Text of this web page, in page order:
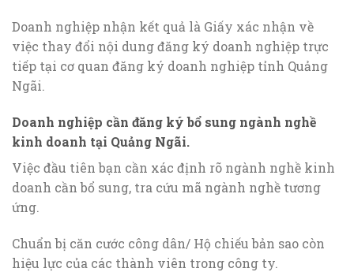
Doanh nghiệp nhận kết quả là Giấy xác nhận về
việc thay đổi nội dung đăng ký doanh nghiệp trực
tiếp tại cơ quan đăng ký doanh nghiệp tỉnh Quảng
Ngãi.
Doanh nghiệp cần đăng ký bổ sung ngành nghề
kinh doanh tại Quảng Ngãi.
Việc đầu tiên bạn cần xác định rõ ngành nghề kinh
doanh cần bổ sung, tra cứu mã ngành nghề tương
ứng.
Chuẩn bị căn cước công dân/ Hộ chiếu bản sao còn
hiệu lực của các thành viên trong công ty.